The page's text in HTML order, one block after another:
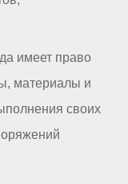
имеет право
материалы и
своих